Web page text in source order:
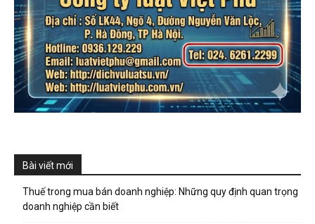
Bài viết mới
Thuế trong mua bán doanh nghiệp: Những quy định quan trọng
doanh nghiệp cần biết